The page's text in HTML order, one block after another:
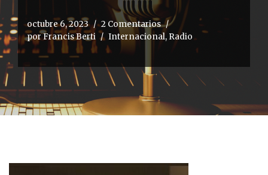
octubre 6, 2023
2 Comentarios
porFrancis Berti Internacional, Radio